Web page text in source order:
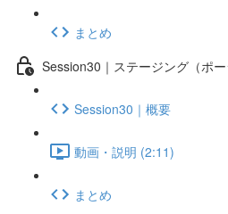
まとめ
Session30｜ステージング（ポー
Session30｜概要
動画・説明 (2:11)
まとめ